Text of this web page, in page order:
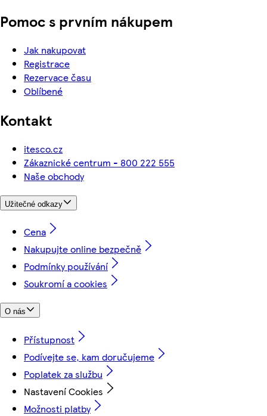
Pomoc s prvním nákupem
Jak nakupovat
Registrace
Rezervace času
Oblíbené
Kontakt
itesco.cz
Zákaznické centrum - 800 222 555
Naše obchody
Užitečné odkazy
Cena
Nakupujte online bezpečně
Podmínky používání
Soukromí a cookies
O nás
Přístupnost
Podívejte se, kam doručujeme
Poplatek za službu
Nastavení Cookies
Možnosti platby